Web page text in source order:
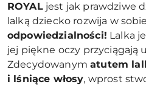
ROYALjest jak prawdziwe
lalką dziecko rozwija w sobie
odpowiedzialności! Lalka
jej piękne oczy przyciągają
Zdecydowanymatutem
i lśniące włosy, wprost